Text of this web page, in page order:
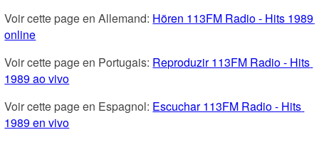
Voir cette page en Allemand: Hören 113FM Radio - Hits 1989
online
Voir cette page en Portugais: Reproduzir 113FM Radio - Hits
1989 ao vivo
Voir cette page en Espagnol: Escuchar 113FM Radio - Hits
1989 en vivo